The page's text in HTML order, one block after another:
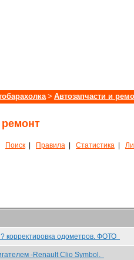
> Автозапчасти и
ремонт
Поиск Правила Статистика
корректировка одометров. ФОТО
-Renault Clio Symbol.